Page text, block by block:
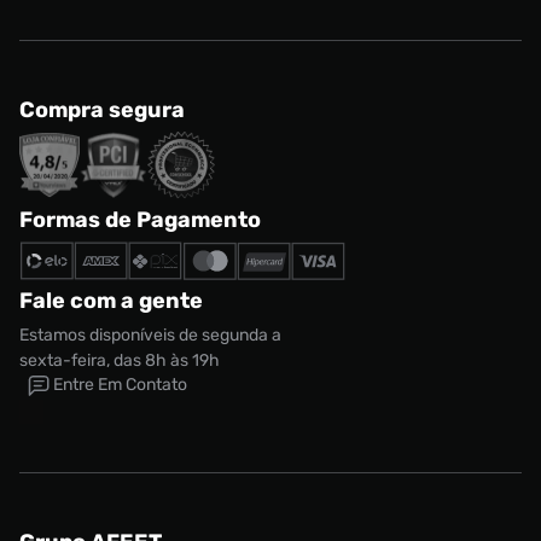
Compra segura
Formas de Pagamento
Fale com a gente
Estamos disponíveis de segunda a
sexta-feira, das 8h às 19h
Entre Em Contato